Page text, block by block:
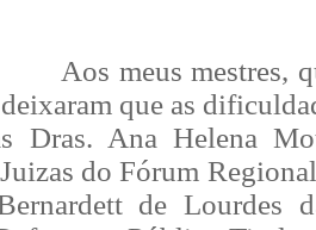
Aos meus mestres,
que as
Dras. Ana Helena
do Fórum
de Lourdes